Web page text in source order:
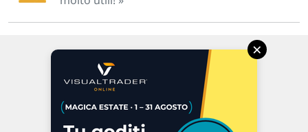
Via Macanno, 38/A
P.IVA 02 452 460 401
×